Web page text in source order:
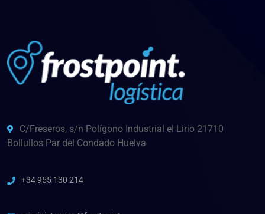
C/Freseros, s/n Polígono Industrial el Lirio 21710
Bollullos Par del Condado Huelva
+34 955 130 214